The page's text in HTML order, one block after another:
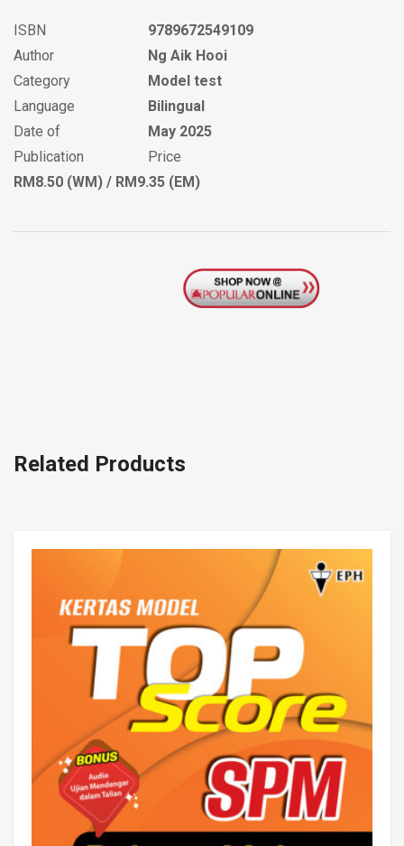
ISBN
9789672549109
Author
Ng Aik Hooi
Category
Model test
Language
Bilingual
Date of
Publication
May 2025
Price
RM8.50 (WM) / RM9.35 (EM)
Related Products